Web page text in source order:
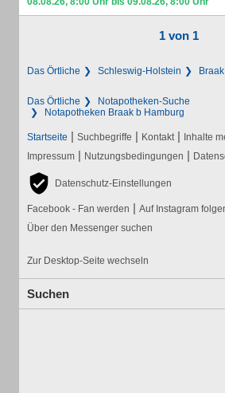
1 von 1
Das Örtliche Schleswig-Holstein
Das Örtliche
Notapotheken-Suche
Notapotheken Braak b Hamburg
Startseite | Suchbegriffe | Kontakt | Inhalte
Impressum | Nutzungsbedingungen |
Datenschutz-Einstellungen
Facebook - Fan werden | Auf Instagram
Über den Messenger suchen
Zur Desktop-Seite wechseln
Suchen